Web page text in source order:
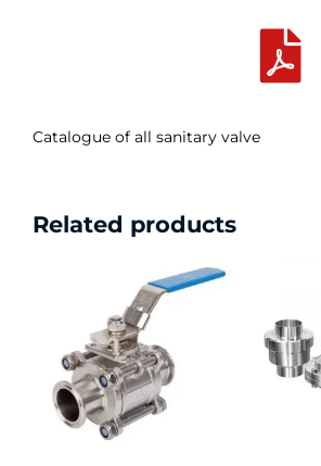
Catalogue of all sanitary valve
Related products